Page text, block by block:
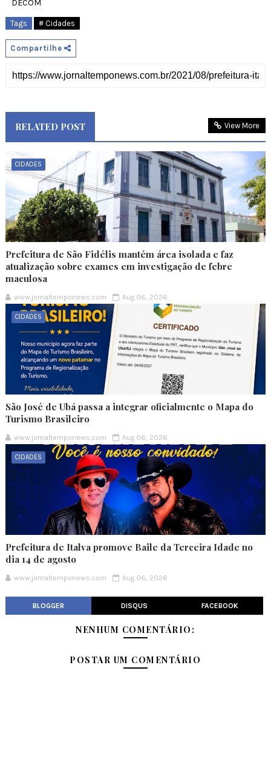
DECOM
Tags # Cidades
Compartilhe
RELATED POST View More
CIDADES
Prefeitura de São Fidélis mantém área isolada e faz
atualização sobre exames em investigação de febre
maculosa
www.jornaltemponews.com Aug 06, 2026
CIDADES
São José de Ubá passa a integrar oficialmente o Mapa do
Turismo Brasileiro
www.jornaltemponews.com Aug 06, 2026
CIDADES
Prefeitura de Italva promove Baile da Terceira Idade no
dia 14 de agosto
www.jornaltemponews.com Aug 06, 2026
BLOGGER DISQUS FACEBOOK
NENHUM COMENTÁRIO:
POSTAR UM COMENTÁRIO